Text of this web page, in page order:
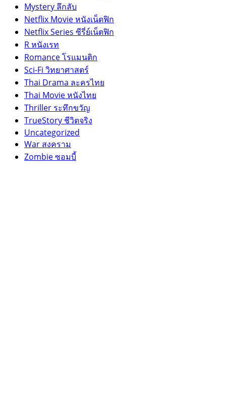
Mystery ลึกลับ
Netflix Movie หนังเน็ตฟิก
Netflix Series ซีรี่ย์เน็ตฟิก
R หนังเรท
Romance โรแมนติก
Sci-Fi วิทยาศาสตร์
Thai Drama ละครไทย
Thai Movie หนังไทย
Thriller ระทึกขวัญ
TrueStory ชีวิตจริง
Uncategorized
War สงคราม
Zombie ซอมบี้